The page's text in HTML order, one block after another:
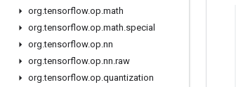
org.tensorflow.op.math
org.tensorflow.op.math.special
org.tensorflow.op.nn
org.tensorflow.op.nn.raw
org.tensorflow.op.quantization